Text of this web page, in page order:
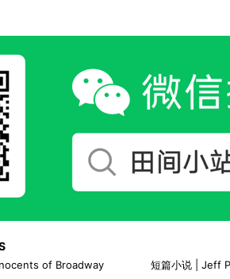
of Broadway
短篇小说 | Jeff